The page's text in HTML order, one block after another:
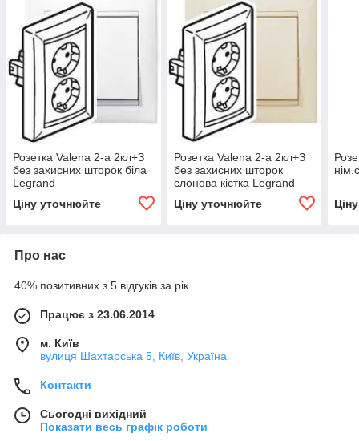
Розетка Valena 2-а 2кл+З
без захисних шторок біла
Legrand
Ціну уточнюйте
Розетка Valena 2-а 2кл+З
без захисних шторок
слонова кістка Legrand
Ціну уточнюйте
Про нас
40% позитивних з 5 відгуків за рік
Працює з 23.06.2014
м. Київ
вулиця Шахтарська 5, Київ, Україна
Контакти
Сьогодні вихідний
Показати весь графік роботи